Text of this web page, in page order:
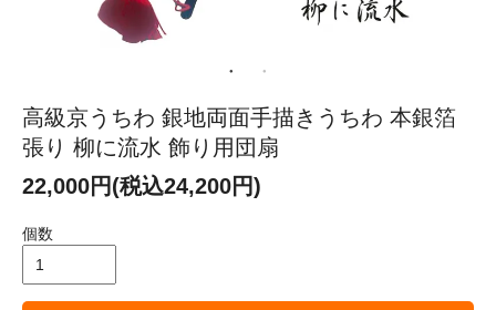
高級京うちわ 銀地両面手描きうちわ 本銀箔
張り 柳に流水 飾り用団扇
22,000円(税込24,200円)
個数